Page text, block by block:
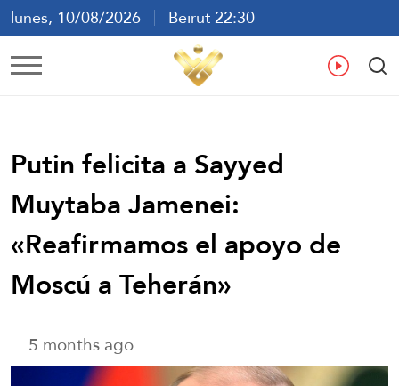
lunes, 10/08/2026
Beirut 22:30
ع En
Putin felicita a Sayyed
Muytaba Jamenei:
«Reafirmamos el apoyo de
Moscú a Teherán»
5 months ago